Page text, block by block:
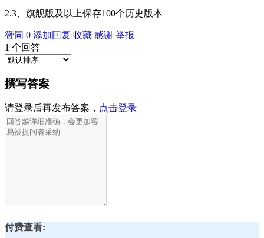
2.3、旗舰版及以上保存100个历史版本
赞同 0 添加回复 收藏 感谢 举报
1 个回答
撰写答案
请登录后再发布答案， 点击登录
付费查看: